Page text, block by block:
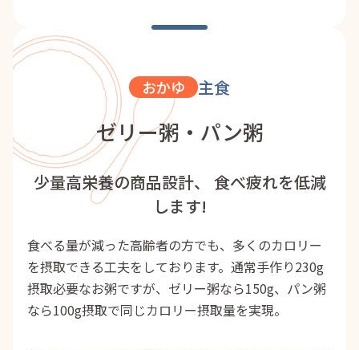
おかゆ 主食
ゼリー粥・パン粥
少量高栄養の商品設計、 食べ疲れを低減
します!
食べる量が減った高齢者の方でも、多くのカロリー
を摂取できる工夫をしております。通常手作り230g
摂取必要なお粥ですが、ゼリー粥なら150g、パン粥
なら100g摂取で同じカロリー摂取量を実現。